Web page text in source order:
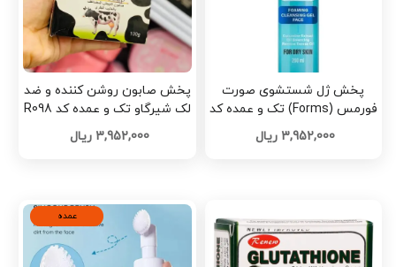
پخش ژل شستشوی صورت
فورمس (Forms) تک و عمده کد
R104
3,952,000 ریال
پخش صابون روشن کننده و ضد
لک شیرگاو تک و عمده کد R098
3,952,000 ریال
عمده